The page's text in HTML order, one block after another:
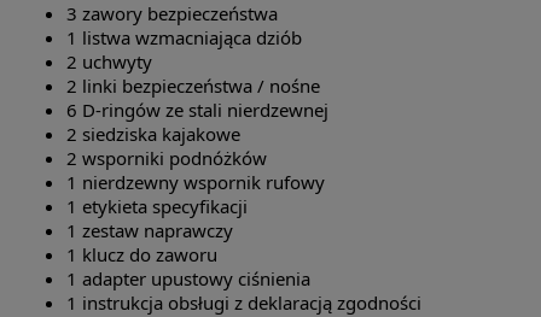
3 zawory bezpieczeństwa
1 listwa wzmacniająca dziób
2 uchwyty
2 linki bezpieczeństwa / nośne
6 D-ringów ze stali nierdzewnej
2 siedziska kajakowe
2 wsporniki podnóżków
1 nierdzewny wspornik rufowy
1 etykieta specyfikacji
1 zestaw naprawczy
1 klucz do zaworu
1 adapter upustowy ciśnienia
1 instrukcja obsługi z deklaracją zgodności